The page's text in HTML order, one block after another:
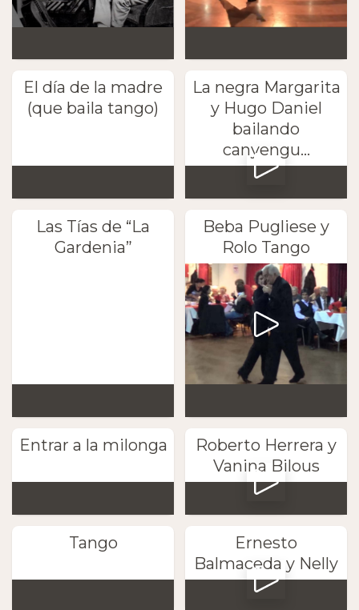
El día de la madre
(que baila tango)
La negra Margarita
y Hugo Daniel
bailando
canyengu...
Las Tías de “La
Gardenia”
Beba Pugliese y
Rolo Tango
Entrar a la milonga
Roberto Herrera y
Vanina Bilous
Tango
Ernesto
Balmaceda y Nelly